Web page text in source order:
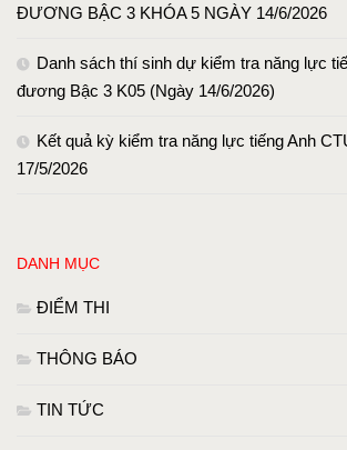
ĐƯƠNG BẬC 3 KHÓA 5 NGÀY 14/6/2026
Danh sách thí sinh dự kiểm tra năng lực
đương Bậc 3 K05 (Ngày 14/6/2026)
Kết quả kỳ kiểm tra năng lực tiếng Anh
17/5/2026
DANH MỤC
ĐIỂM THI
THÔNG BÁO
TIN TỨC